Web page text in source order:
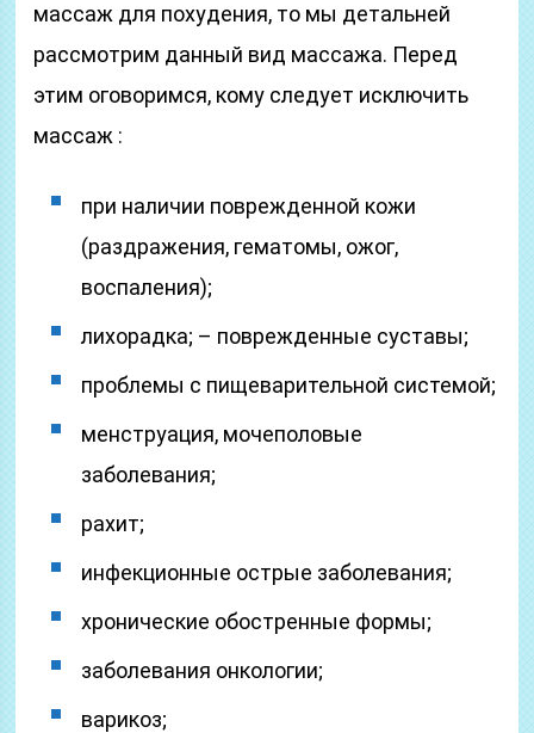
массаж для похудения, то мы детальней
рассмотрим данный вид массажа. Перед
этим оговоримся, кому следует исключить
массаж :
при наличии поврежденной кожи
(раздражения, гематомы, ожог,
воспаления);
лихорадка; – поврежденные суставы;
проблемы с пищеварительной системой;
менструация, мочеполовые
заболевания;
рахит;
инфекционные острые заболевания;
хронические обостренные формы;
заболевания онкологии;
варикоз;